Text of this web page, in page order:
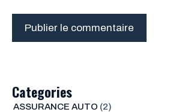
Categories
ASSURANCE AUTO (2)